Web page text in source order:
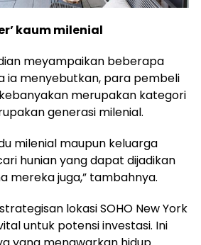
kaum milenial
meyampaikan beberapa
ia menyebutkan, para pembeli
kebanyakan merupakan kategori
generasi milenial.
milenial maupun keluarga
hunian yang dapat dijadikan
mereka juga,” tambahnya.
lokasi SOHO New York
untuk potensi investasi. Ini